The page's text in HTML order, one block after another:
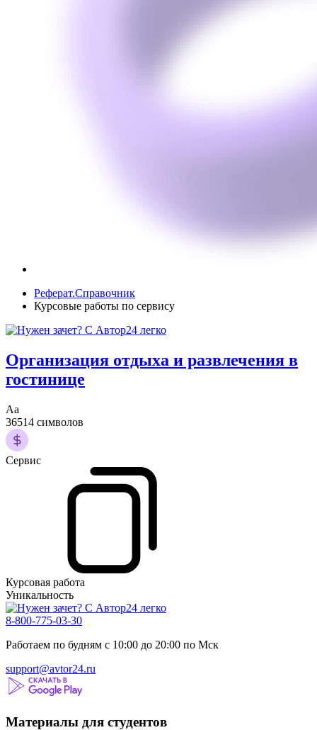
Реферат.Справочник
Курсовые работы по сервису
Организация отдыха и развлечения в
гостинице
Аа
36514 символов
Сервис
Курсовая работа
Уникальность
8-800-775-03-30
Работаем по будням с 10:00 до 20:00 по Мск
support@avtor24.ru
Материалы для студентов